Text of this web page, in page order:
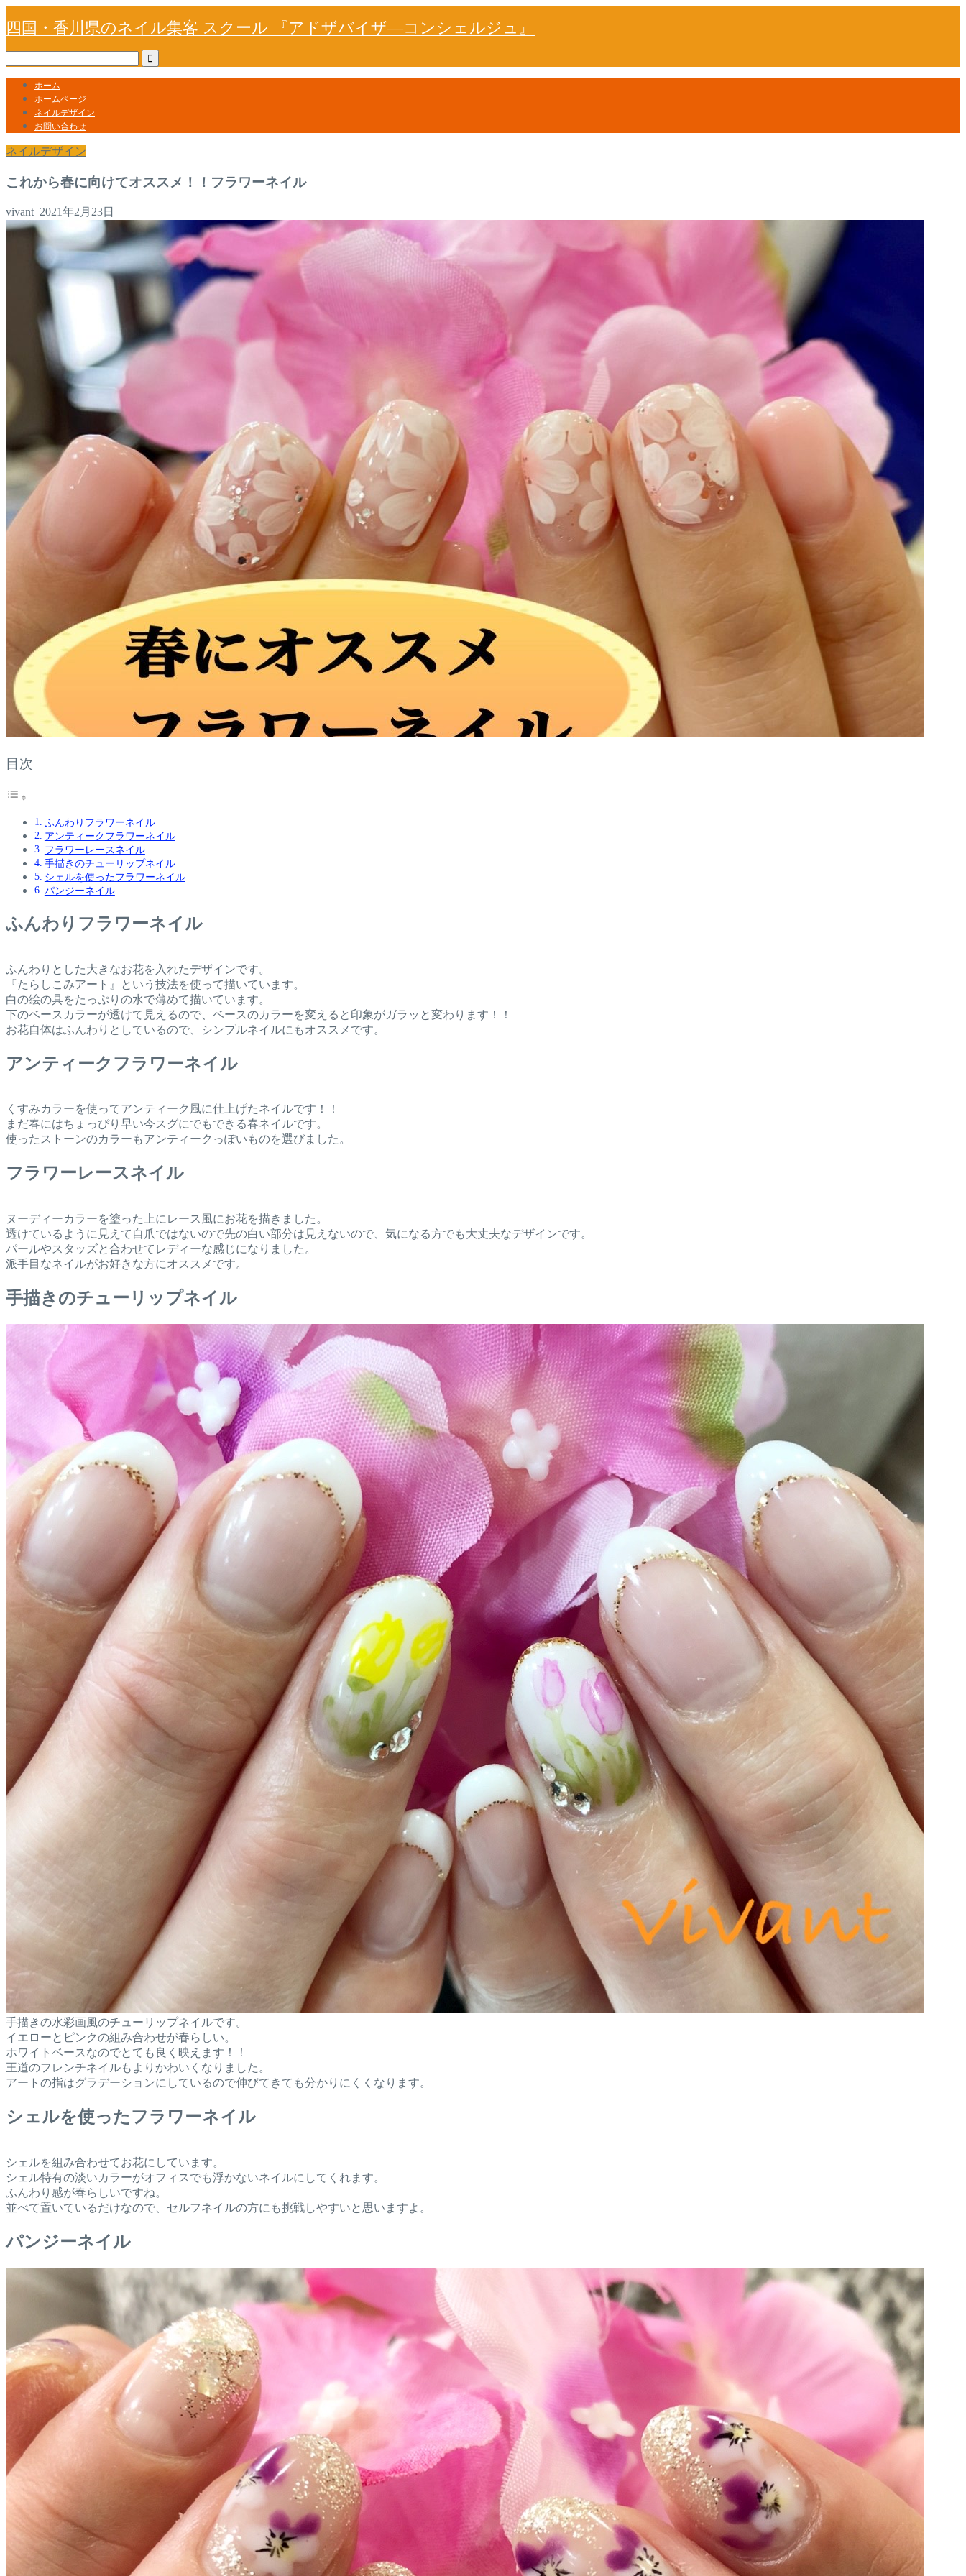
四国・香川県のネイル集客 スクール 『アドザバイザ―コンシェルジュ』
ホーム
ホームページ
ネイルデザイン
お問い合わせ
ネイルデザイン
これから春に向けてオススメ！！フラワーネイル
vivant 2021年2月23日
目次
ふんわりフラワーネイル
アンティークフラワーネイル
フラワーレースネイル
手描きのチューリップネイル
シェルを使ったフラワーネイル
パンジーネイル
ふんわりフラワーネイル
ふんわりとした大きなお花を入れたデザインです。
『たらしこみアート』という技法を使って描いています。
白の絵の具をたっぷりの水で薄めて描いています。
下のベースカラーが透けて見えるので、ベースのカラーを変えると印象がガラッと変わります！！
お花自体はふんわりとしているので、シンプルネイルにもオススメです。
アンティークフラワーネイル
くすみカラーを使ってアンティーク風に仕上げたネイルです！！
まだ春にはちょっぴり早い今スグにでもできる春ネイルです。
使ったストーンのカラーもアンティークっぽいものを選びました。
フラワーレースネイル
ヌーディーカラーを塗った上にレース風にお花を描きました。
透けているように見えて自爪ではないので先の白い部分は見えないので、気になる方でも大丈夫なデザインです。
パールやスタッズと合わせてレディーな感じになりました。
派手目なネイルがお好きな方にオススメです。
手描きのチューリップネイル
手描きの水彩画風のチューリップネイルです。
イエローとピンクの組み合わせが春らしい。
ホワイトベースなのでとても良く映えます！！
王道のフレンチネイルもよりかわいくなりました。
アートの指はグラデーションにしているので伸びてきても分かりにくくなります。
シェルを使ったフラワーネイル
シェルを組み合わせてお花にしています。
シェル特有の淡いカラーがオフィスでも浮かないネイルにしてくれます。
ふんわり感が春らしいですね。
並べて置いているだけなので、セルフネイルの方にも挑戦しやすいと思いますよ。
パンジーネイル